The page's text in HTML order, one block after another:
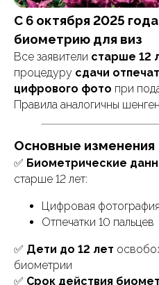
С 6 октября 2025
биометрию для виз
Все заявители старше 12
процедуру сдачи
цифрового фото при
Правила аналогичны
Основные изменения
✅ Биометрические
старше 12 лет:
Цифровая фотография
Отпечатки 10 пальцев
✅ Дети до 12 лет
биометрии
✅ Срок действия